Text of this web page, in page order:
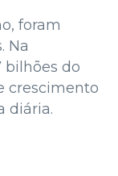
foram
Na
bilhões do
crescimento
diária.